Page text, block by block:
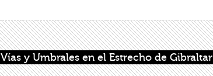
Vías y Umbrales en el Estrecho de Gibraltar